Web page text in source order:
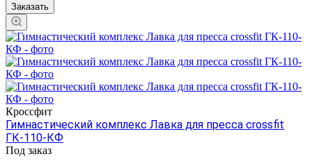
Заказать
Кроссфит
Гимнастический комплекс Лавка для пресса crossfit
ГК-110-КФ
Под заказ